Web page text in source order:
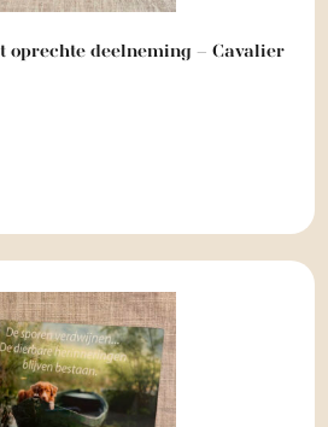
oprechte deelneming – Cavalier